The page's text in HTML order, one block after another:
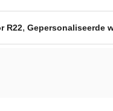
R22, Gepersonaliseerde